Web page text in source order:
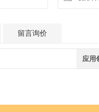
留言询价
应用